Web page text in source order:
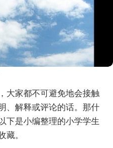
大家都不可避免地会接触
、解释或评论的话。那什
下是小编整理的小学学生
藏。